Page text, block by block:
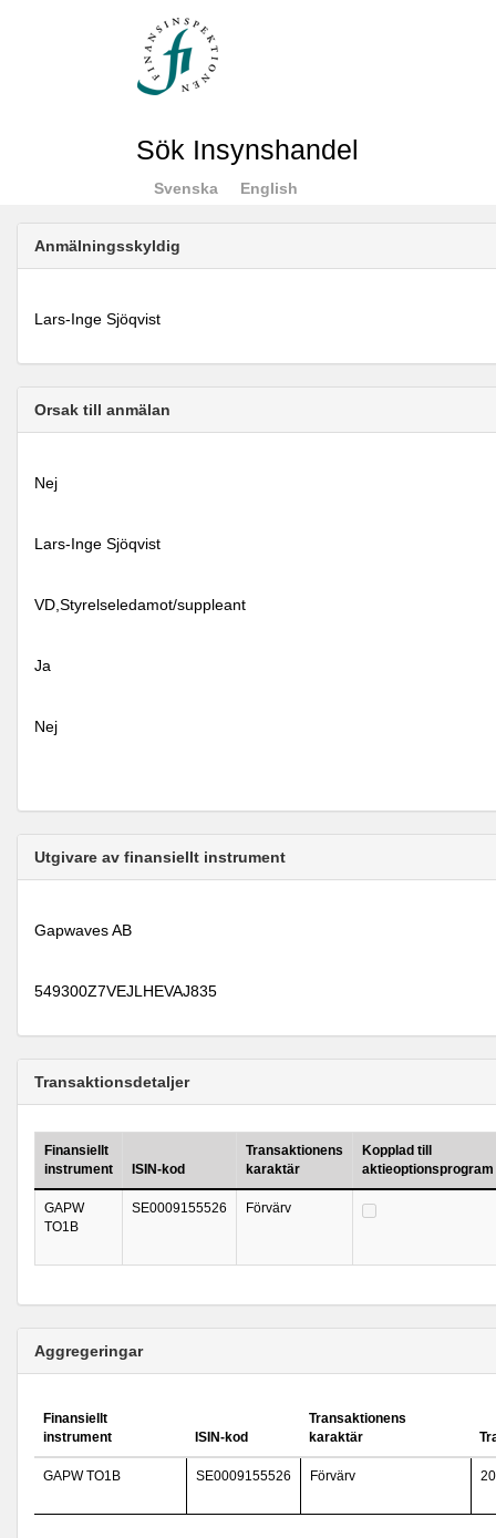
Sök Insynshandel
Svenska English
Anmälningsskyldig
Lars-Inge Sjöqvist
Orsak till anmälan
Nej
Lars-Inge Sjöqvist
VD,Styrelseledamot/suppleant
Ja
Nej
Utgivare av finansiellt instrument
Gapwaves AB
549300Z7VEJLHEVAJ835
Transaktionsdetaljer
Finansiellt
instrument
ISIN-kod
Transaktionens
karaktär
Kopplad till
aktieoptionsprogram
GAPW
TO1B
SE0009155526 Förvärv
Aggregeringar
Finansiellt
instrument
ISIN-kod
Transaktionens
karaktär
GAPW TO1B SE0009155526 Förvärv